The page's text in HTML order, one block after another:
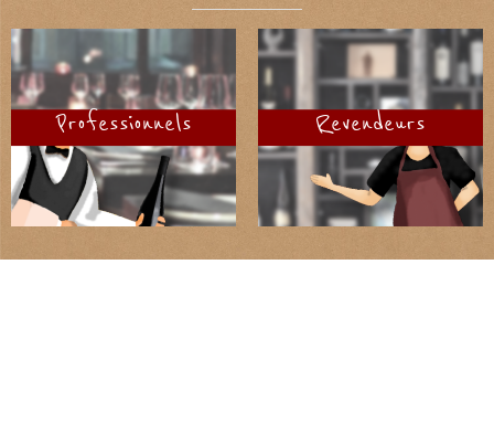
Galia
Pur fruit !
La Porte du Vin
Des vins qui ron-rhônent !
Vignerons d'Estézargues
Coopérative de qualité
Professionnels Revendeurs